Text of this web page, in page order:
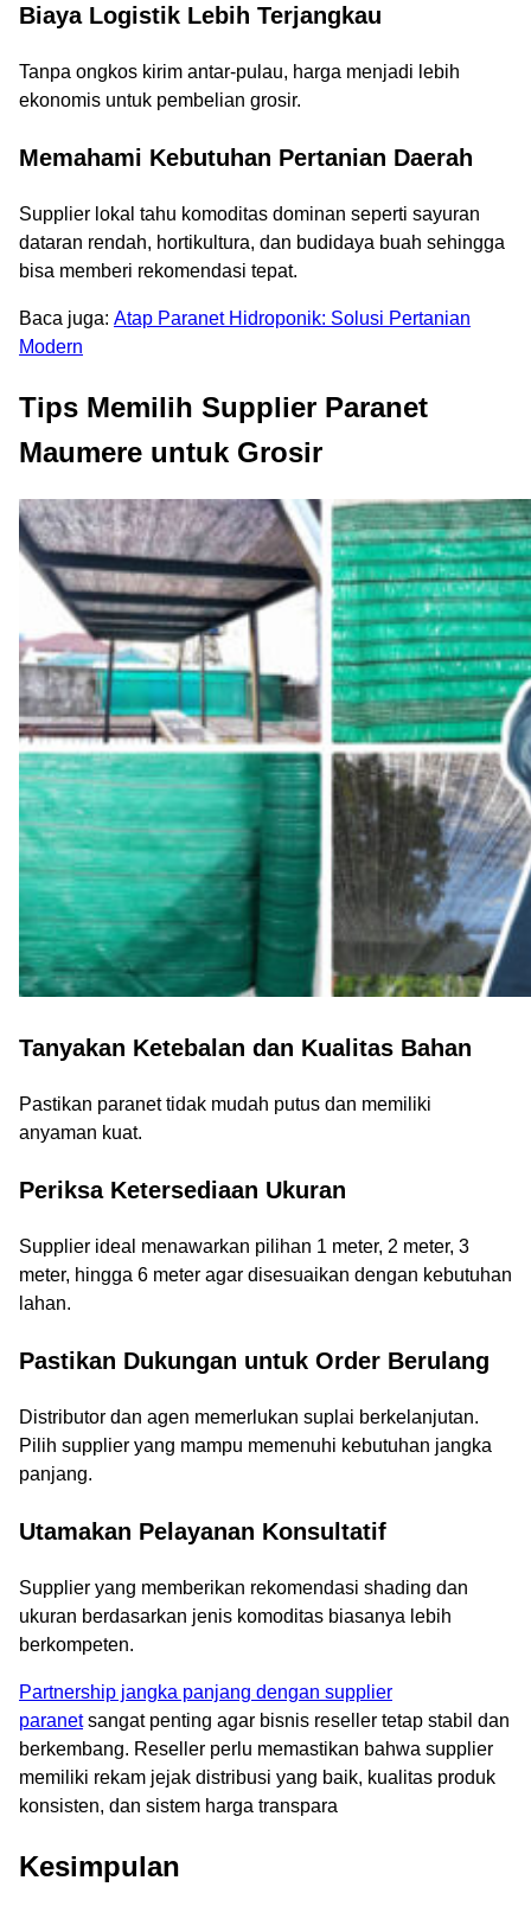
Biaya Logistik Lebih Terjangkau
Tanpa ongkos kirim antar-pulau, harga menjadi lebih
ekonomis untuk pembelian grosir.
Memahami Kebutuhan Pertanian Daerah
Supplier lokal tahu komoditas dominan seperti sayuran
dataran rendah, hortikultura, dan budidaya buah sehingga
bisa memberi rekomendasi tepat.
Baca juga: Atap Paranet Hidroponik: Solusi Pertanian
Modern
Tips Memilih Supplier Paranet
Maumere untuk Grosir
Tanyakan Ketebalan dan Kualitas Bahan
Pastikan paranet tidak mudah putus dan memiliki
anyaman kuat.
Periksa Ketersediaan Ukuran
Supplier ideal menawarkan pilihan 1 meter, 2 meter, 3
meter, hingga 6 meter agar disesuaikan dengan kebutuhan
lahan.
Pastikan Dukungan untuk Order Berulang
Distributor dan agen memerlukan suplai berkelanjutan.
Pilih supplier yang mampu memenuhi kebutuhan jangka
panjang.
Utamakan Pelayanan Konsultatif
Supplier yang memberikan rekomendasi shading dan
ukuran berdasarkan jenis komoditas biasanya lebih
berkompeten.
Partnership jangka panjang dengan supplier
paranetsangat penting agar bisnis reseller tetap stabil dan
berkembang. Reseller perlu memastikan bahwa supplier
memiliki rekam jejak distribusi yang baik, kualitas produk
konsisten, dan sistem harga transpara
Kesimpulan